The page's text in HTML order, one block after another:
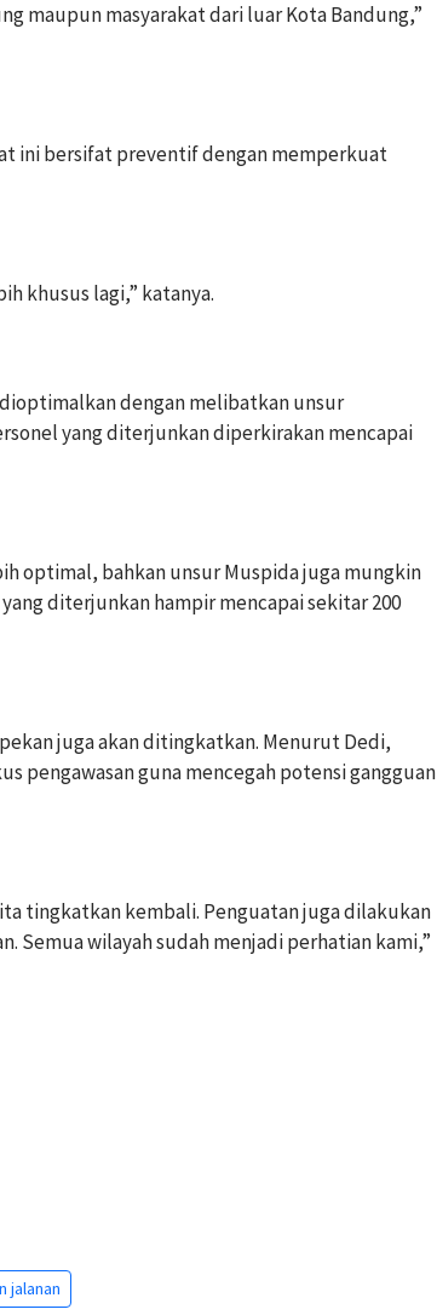
maupun masyarakat dari luar Kota Bandung,”
ini bersifat preventif dengan memperkuat
khusus lagi,” katanya.
dengan melibatkan unsur
yang diterjunkan diperkirakan mencapai
optimal, bahkan unsur Muspida juga mungkin
diterjunkan hampir mencapai sekitar 200
juga akan ditingkatkan. Menurut Dedi,
pengawasan guna mencegah potensi gangguan
tingkatkan kembali. Penguatan juga dilakukan
Semua wilayah sudah menjadi perhatian kami,”
jalanan